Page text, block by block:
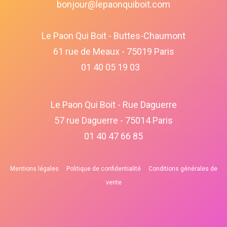
bonjour@lepaonquiboit.com
Le Paon Qui Boit - Buttes-Chaumont
61 rue de Meaux - 75019 Paris
01 40 05 19 03
Le Paon Qui Boit - Rue Daguerre
57 rue Daguerre - 75014 Paris
01 40 47 66 85
Mentions légales Politique de confidentialité
Conditions générales de
vente